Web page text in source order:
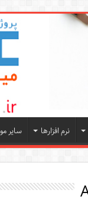
نرم افزارها سایر